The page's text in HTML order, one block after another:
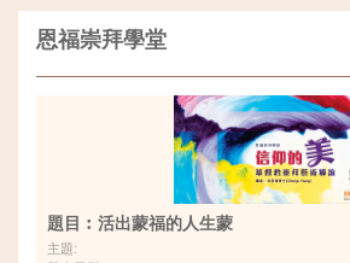
恩福崇拜學堂
題目︰活出蒙福的人生蒙
主題: